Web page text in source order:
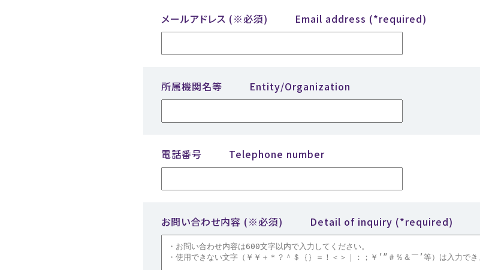
メールアドレス (※必須) Email address (*required)
所属機関名等 Entity/Organization
電話番号 Telephone number
お問い合わせ内容 (※必須) Detail of inquiry (*required)